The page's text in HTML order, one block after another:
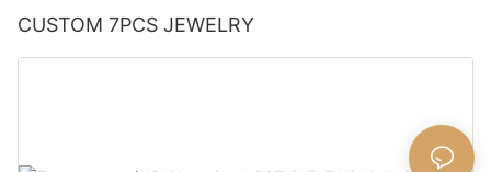
CUSTOM 7PCS JEWELRY